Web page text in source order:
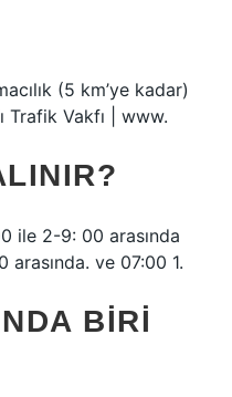
(5 km’ye kadar)
Trafik Vakfı | www.
ile 2-9: 00 arasında
arasında. ve 07:00 1.
BIRI